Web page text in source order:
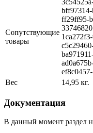
Сопутствующие
товары
bff97314-
ff29ff95-
Вес
14,95 кг.
Документация
В данный момент раздел